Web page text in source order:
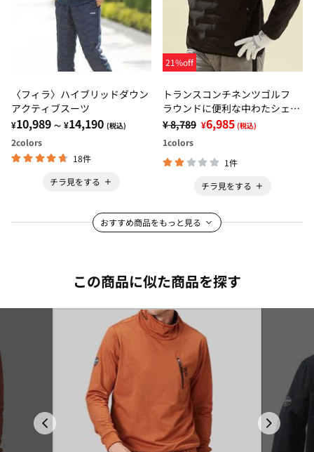
〈フィラ〉ハイブリッドダウン
アクティブスーツ
¥10,989 ～ ¥14,190 (税込)
2colors
18件
チラ見をする
21%off
トランスコンチネンツゴルフ
ラウンドに便利な中わたシェル
ジャケット
¥ 8,789 ¥6,985 (税込)
1colors
1件
チラ見をする
おすすめ商品をもっと見る
この商品に似た商品を探す